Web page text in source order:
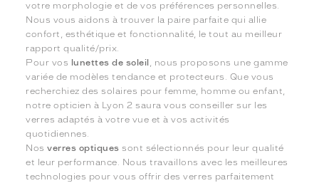
votre morphologie et de vos préférences personnelles.
Nous vous aidons à trouver la paire parfaite qui allie
confort, esthétique et fonctionnalité, le tout au meilleur
rapport qualité/prix.
Pour vos lunettes de soleil , nous proposons une gamme
variée de modèles tendance et protecteurs. Que vous
recherchiez des solaires pour femme, homme ou enfant,
notre opticien à Lyon 2 saura vous conseiller sur les
verres adaptés à votre vue et à vos activités
quotidiennes.
Nosverres optiques sont sélectionnés pour leur qualité
et leur performance. Nous travaillons avec les meilleures
technologies pour vous offrir des verres parfaitement